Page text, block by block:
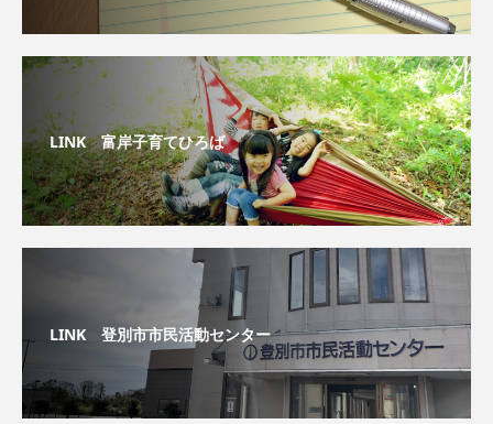
LINK 富岸子育てひろば
LINK 登別市市民活動センター